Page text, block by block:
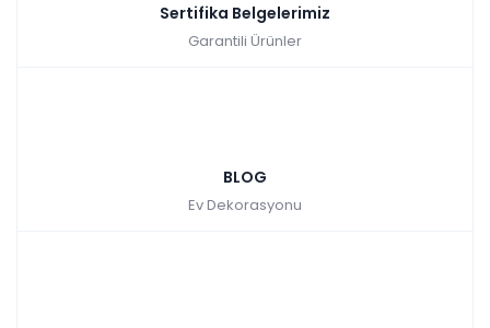
Sertifika Belgelerimiz
Garantili Ürünler
BLOG
Ev Dekorasyonu